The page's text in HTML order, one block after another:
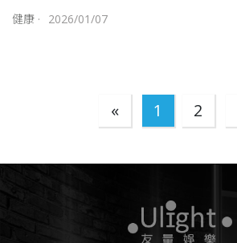
健康 · 2026/01/07
« 1 2